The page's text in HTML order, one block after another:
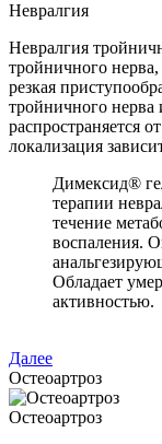
Невралгия
Невралгия
тройничного
резкая
тройничного нерва
распространяется
локализация
Димексид®
терапии
течение
воспаления.
Обладает
активностью.
Далее
Остеоартроз
Остеоартроз